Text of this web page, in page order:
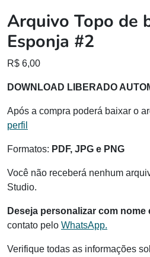
Arquivo Topo de
Esponja #2
R$ 6,00
DOWNLOAD LIBERADO
Após a compra poderá baixar o
perfil
Formatos: PDF, JPG e PNG
Você não receberá nenhum
Studio.
Deseja personalizar com nome
contato pelo WhatsApp.
Verifique todas as informações